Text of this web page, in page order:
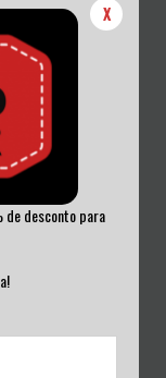
X
de desconto para
PISS ON Y...